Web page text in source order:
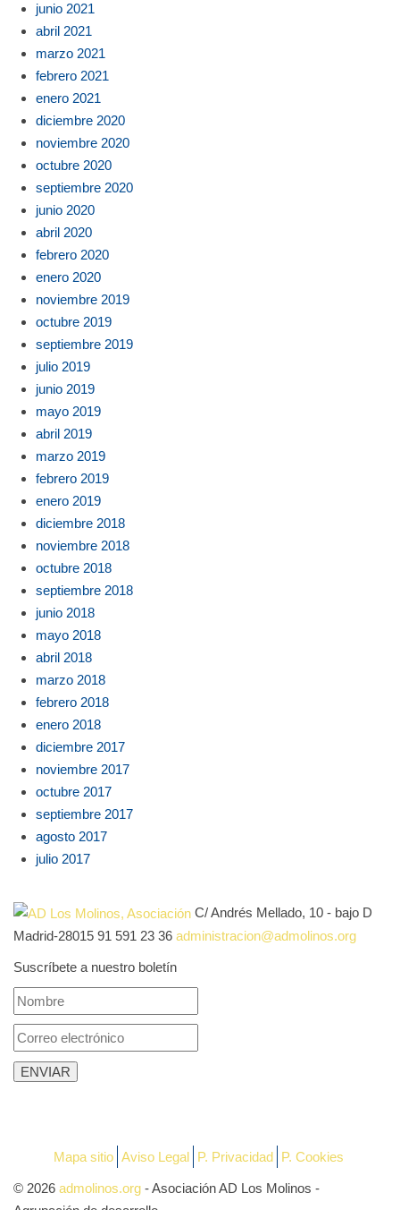
junio 2021
abril 2021
marzo 2021
febrero 2021
enero 2021
diciembre 2020
noviembre 2020
octubre 2020
septiembre 2020
junio 2020
abril 2020
febrero 2020
enero 2020
noviembre 2019
octubre 2019
septiembre 2019
julio 2019
junio 2019
mayo 2019
abril 2019
marzo 2019
febrero 2019
enero 2019
diciembre 2018
noviembre 2018
octubre 2018
septiembre 2018
junio 2018
mayo 2018
abril 2018
marzo 2018
febrero 2018
enero 2018
diciembre 2017
noviembre 2017
octubre 2017
septiembre 2017
agosto 2017
julio 2017
C/ Andrés Mellado, 10 - bajo D
Madrid-28015 91 591 23 36 administracion@admolinos.org
Suscríbete a nuestro boletín
Mapa sitio Aviso Legal P. Privacidad P. Cookies
© 2026 admolinos.org - Asociación AD Los Molinos -